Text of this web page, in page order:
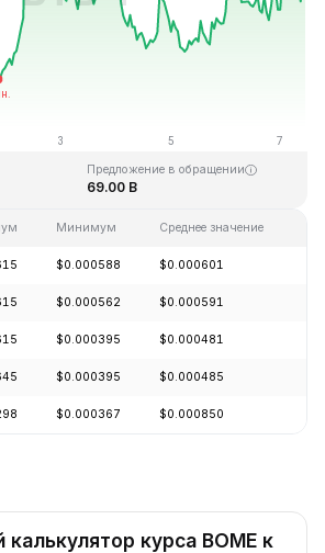
GMT+0 2026-08-07
Предложение в обращении
69.00 B
Минимум Среднее значение
$0.000588 $0.000601
$0.000562 $0.000591
$0.000395 $0.000481
$0.000395 $0.000485
$0.000367 $0.000850
калькулятор курса BOME к